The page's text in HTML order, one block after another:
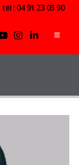
tél : 04 91 23 03 90